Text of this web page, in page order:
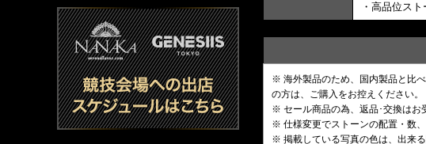
・高品位ス
※ 海外製品のため、国内製品と比
の方は、ご購入をお控えください。
※ セール商品の為、返品･交換はお
※ 仕様変更でストーンの配置・数
※ 掲載している写真の色は、出来